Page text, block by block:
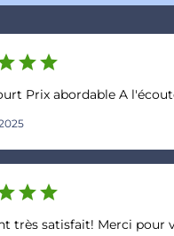
starstar
Prix abordable A
starstar
très satisfait! Merci pour